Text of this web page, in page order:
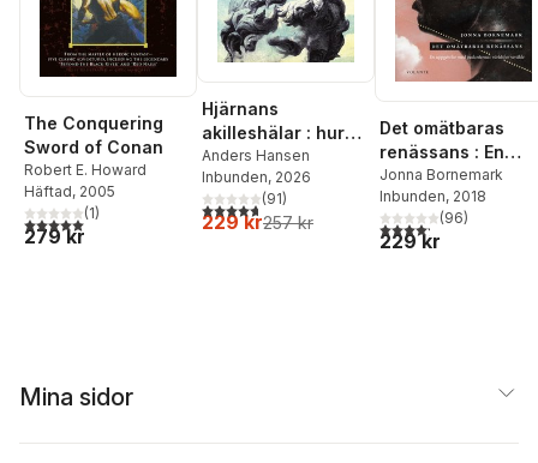
The Conquering
Sword of Conan
Robert E. Howard
Häftad, 2005
5,0utav 5 stjärnor. Totalt antal röster:
(1)
279 kr
Hjärnans
akilleshälar : hur
din hjärna lurar dig,
och vad du kan
göra åt det
Anders Hansen
Inbunden, 2026
4,7utav 5 stjärnor. Totalt antal röster:
(91)
229 kr257 kr
Det omätbaras
renässans : En
uppgörelse med
pedanternas
världsherravälde
Jonna Bornemark
Inbunden, 2018
4,2utav 5 stjärnor.
(96)
229 kr
Mina sidor